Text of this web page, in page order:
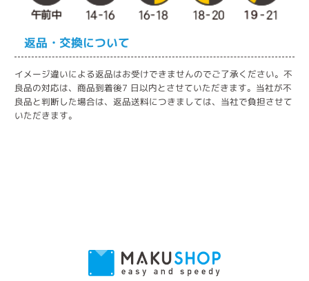
返品・交換について
イメージ違いによる返品はお受けできませんのでご了承ください。不
良品の対応は、商品到着後7 日以内とさせていただきます。当社が不
良品と判断した場合は、返品送料につきましては、当社で負担させて
いただきます。